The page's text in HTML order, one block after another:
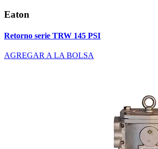
Eaton
Retorno serie TRW 145 PSI
AGREGAR A LA BOLSA